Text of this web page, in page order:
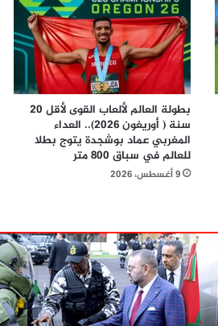
بطولة العالم لألعاب القوى لأقل 20
سنة ( أوريغون 2026).. العداء
المغربي عماد بوشجدة يتوج بطلا
للعالم في سباق 800 متر
9 أغسطس، 2026